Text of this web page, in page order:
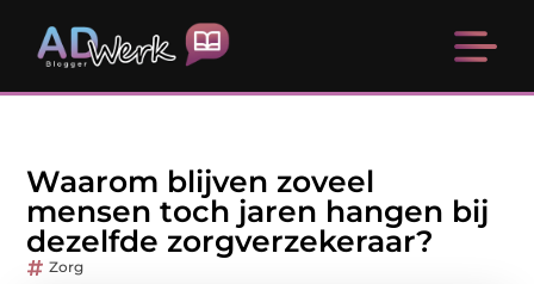
Waarom blijven zoveel
mensen toch jaren hangen bij
dezelfde zorgverzekeraar?
Zorg